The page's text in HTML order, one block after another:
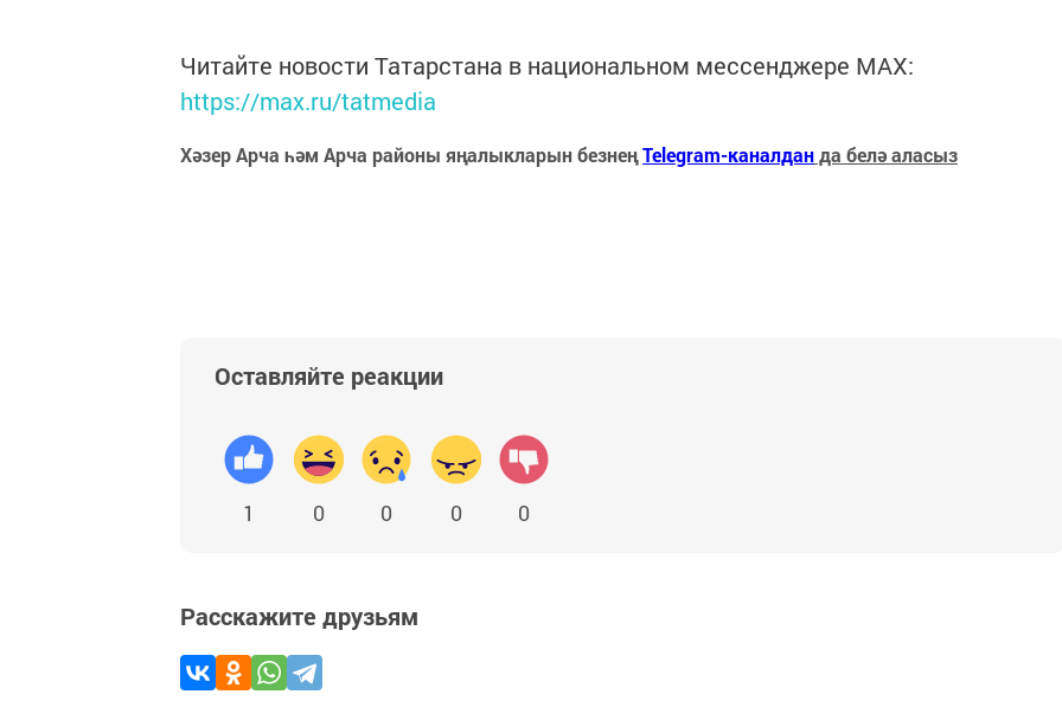
Читайте новости Татарстана в национальном мессенджере MАХ:
https://max.ru/tatmedia
Хәзер Арча һәм Арча районы яңалыкларын безнеңTelegram-каналданда белә аласыз
Оставляйте реакции
1 0 0 0 0
Расскажите друзьям